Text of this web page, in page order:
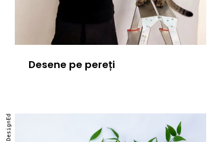
Desene pe pereți
DesignEd